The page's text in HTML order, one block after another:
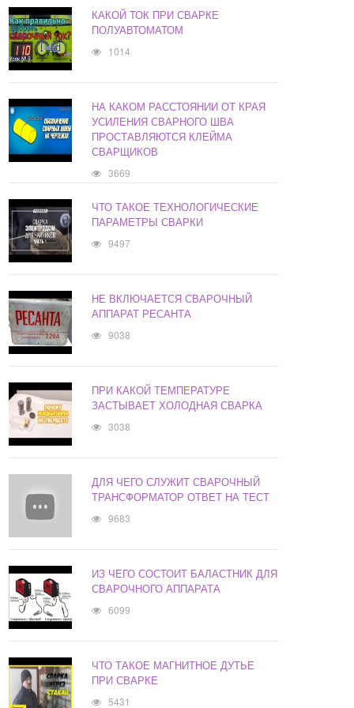
КАКОЙ ТОК ПРИ СВАРКЕ
ПОЛУАВТОМАТОМ
1014
НА КАКОМ РАССТОЯНИИ ОТ КРАЯ
УСИЛЕНИЯ СВАРНОГО ШВА
ПРОСТАВЛЯЮТСЯ КЛЕЙМА
СВАРЩИКОВ
3669
ЧТО ТАКОЕ ТЕХНОЛОГИЧЕСКИЕ
ПАРАМЕТРЫ СВАРКИ
9497
НЕ ВКЛЮЧАЕТСЯ СВАРОЧНЫЙ
АППАРАТ РЕСАНТА
9038
ПРИ КАКОЙ ТЕМПЕРАТУРЕ
ЗАСТЫВАЕТ ХОЛОДНАЯ СВАРКА
3038
ДЛЯ ЧЕГО СЛУЖИТ СВАРОЧНЫЙ
ТРАНСФОРМАТОР ОТВЕТ НА ТЕСТ
9683
ИЗ ЧЕГО СОСТОИТ БАЛАСТНИК ДЛЯ
СВАРОЧНОГО АППАРАТА
6099
ЧТО ТАКОЕ МАГНИТНОЕ ДУТЬЕ
ПРИ СВАРКЕ
5431